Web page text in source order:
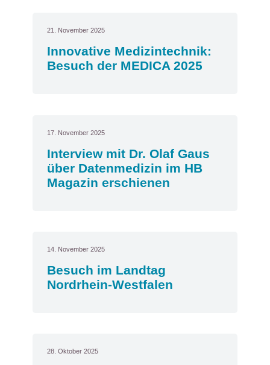
21. November 2025
Innovative Medizintechnik:
Besuch der MEDICA 2025
17. November 2025
Interview mit Dr. Olaf Gaus
über Datenmedizin im HB
Magazin erschienen
14. November 2025
Besuch im Landtag
Nordrhein-Westfalen
28. Oktober 2025